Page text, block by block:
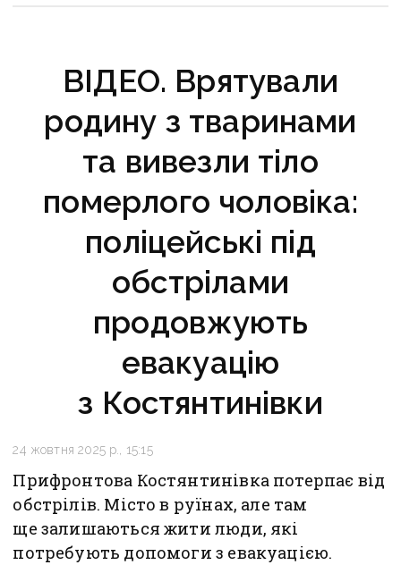
ВІДЕО. Врятували
родину з тваринами
та вивезли тіло
померлого чоловіка:
поліцейські під
обстрілами
продовжують
евакуацію
з Костянтинівки
24 жовтня 2025 р., 15:15
Прифронтова Костянтинівка потерпає від
обстрілів. Місто в руїнах, але там
ще залишаються жити люди, які
потребують допомоги з евакуацією.